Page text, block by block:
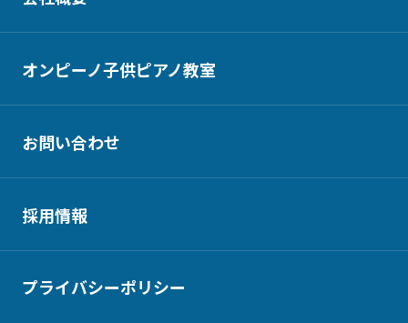
オンピーノ子供ピアノ教室
お問い合わせ
採用情報
プライバシーポリシー